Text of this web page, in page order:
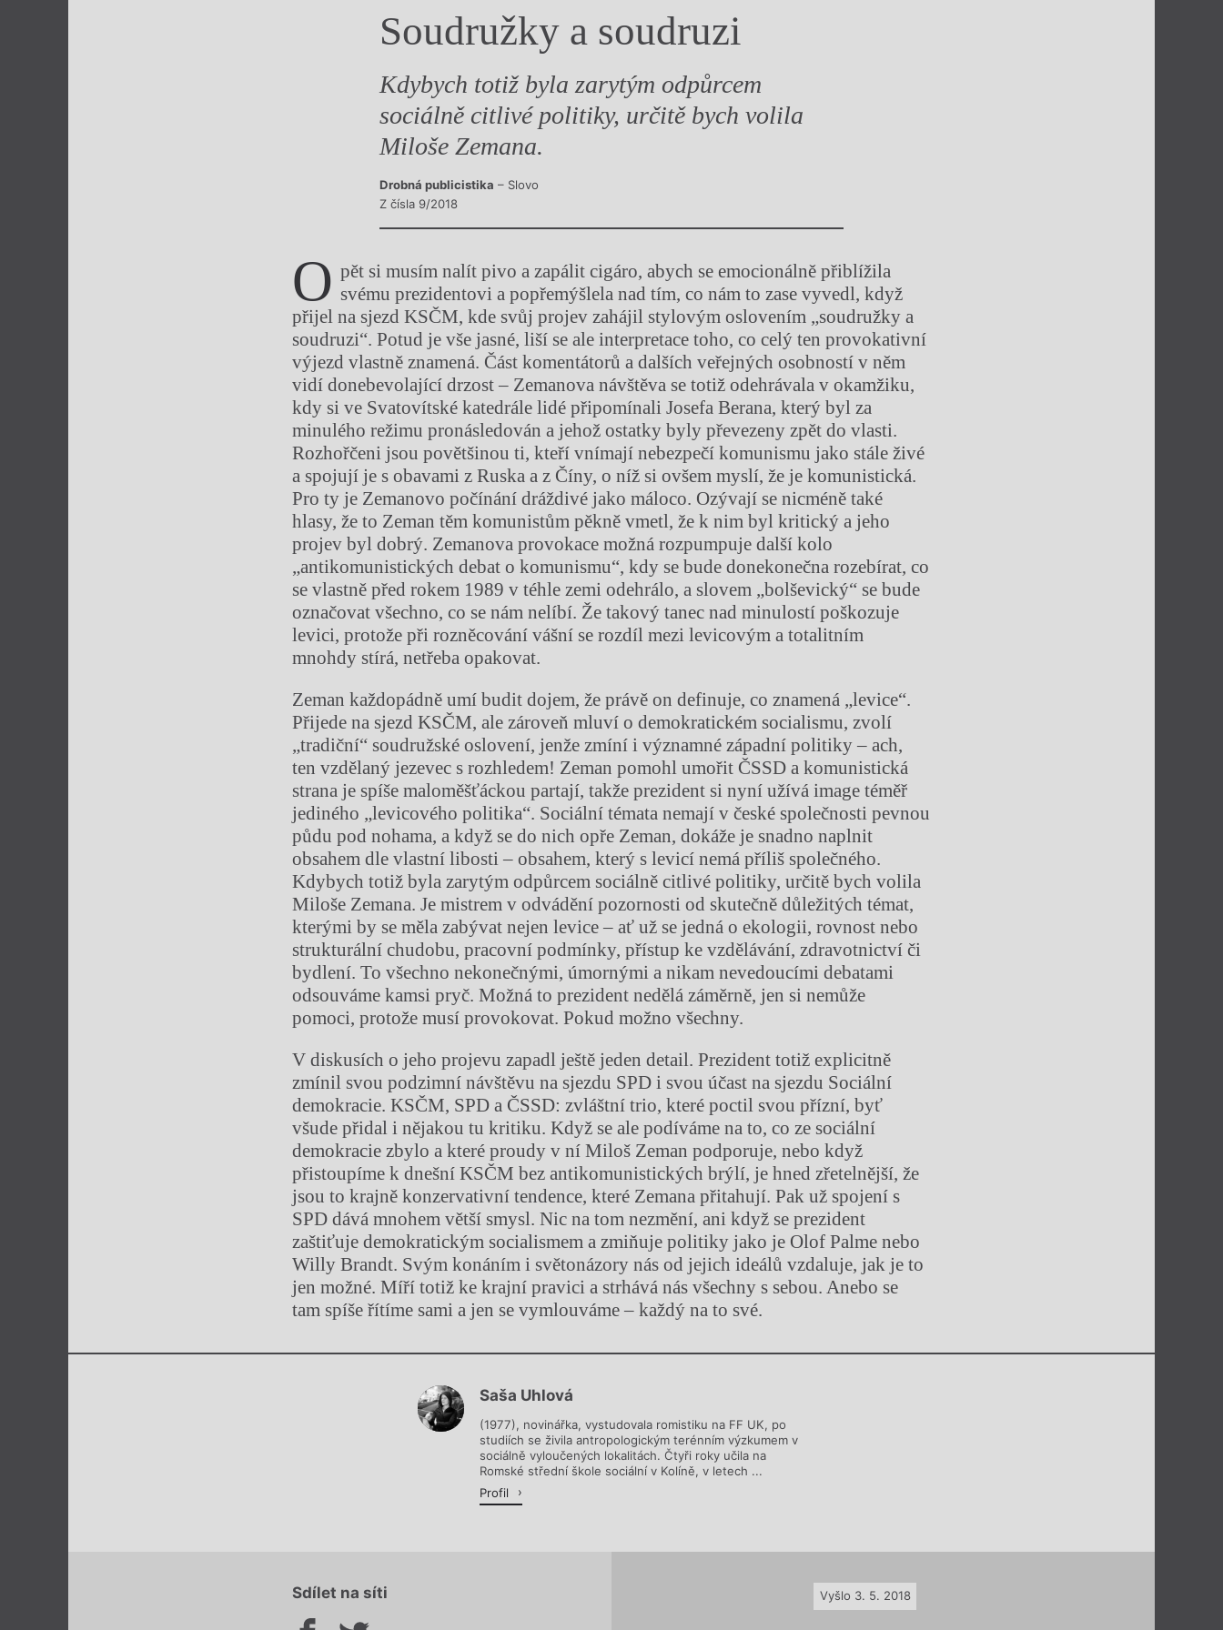
Výroční cenySoudružky a soudruzi
Kdybych totiž byla zarytým odpůrcem
sociálně citlivé politiky, určitě bych volila
Miloše Zemana.
Drobná publicistika – Slovo
Z čísla 9/2018
O pět si musím nalít pivo a zapálit cigáro, abych se emocionálně přiblížila
svému prezidentovi a popřemýšlela nad tím, co nám to zase vyvedl, když
přijel na sjezd KSČM, kde svůj projev zahájil stylovým oslovením „soudružky a
soudruzi“. Potud je vše jasné, liší se ale interpretace toho, co celý ten provokativní
výjezd vlastně znamená. Část komentátorů a dalších veřejných osobností v něm
vidí donebevolající drzost – Zemanova návštěva se totiž odehrávala v okamžiku,
kdy si ve Svatovítské katedrále lidé připomínali Josefa Berana, který byl za
minulého režimu pronásledován a jehož ostatky byly převezeny zpět do vlasti.
Rozhořčeni jsou povětšinou ti, kteří vnímají nebezpečí komunismu jako stále živé
a spojují je s obavami z Ruska a z Číny, o níž si ovšem myslí, že je komunistická.
Pro ty je Zemanovo počínání dráždivé jako máloco. Ozývají se nicméně také
hlasy, že to Zeman těm komunistům pěkně vmetl, že k nim byl kritický a jeho
projev byl dobrý. Zemanova provokace možná rozpumpuje další kolo
„antikomunistických debat o komunismu“, kdy se bude donekonečna rozebírat, co
se vlastně před rokem 1989 v téhle zemi odehrálo, a slovem „bolševický“ se bude
označovat všechno, co se nám nelíbí. Že takový tanec nad minulostí poškozuje
levici, protože při rozněcování vášní se rozdíl mezi levicovým a totalitním
mnohdy stírá, netřeba opakovat.
Zeman každopádně umí budit dojem, že právě on definuje, co znamená „levice“.
Přijede na sjezd KSČM, ale zároveň mluví o demokratickém socialismu, zvolí
„tradiční“ soudružské oslovení, jenže zmíní i významné západní politiky – ach,
ten vzdělaný jezevec s rozhledem! Zeman pomohl umořit ČSSD a komunistická
strana je spíše maloměšťáckou partají, takže prezident si nyní užívá image téměř
jediného „levicového politika“. Sociální témata nemají v české společnosti pevnou
půdu pod nohama, a když se do nich opře Zeman, dokáže je snadno naplnit
obsahem dle vlastní libosti – obsahem, který s levicí nemá příliš společného.
Kdybych totiž byla zarytým odpůrcem sociálně citlivé politiky, určitě bych volila
Miloše Zemana. Je mistrem v odvádění pozornosti od skutečně důležitých témat,
kterými by se měla zabývat nejen levice – ať už se jedná o ekologii, rovnost nebo
strukturální chudobu, pracovní podmínky, přístup ke vzdělávání, zdravotnictví či
bydlení. To všechno nekonečnými, úmornými a nikam nevedoucími debatami
odsouváme kamsi pryč. Možná to prezident nedělá záměrně, jen si nemůže
pomoci, protože musí provokovat. Pokud možno všechny.
V diskusích o jeho projevu zapadl ještě jeden detail. Prezident totiž explicitně
zmínil svou podzimní návštěvu na sjezdu SPD i svou účast na sjezdu Sociální
demokracie. KSČM, SPD a ČSSD: zvláštní trio, které poctil svou přízní, byť
všude přidal i nějakou tu kritiku. Když se ale podíváme na to, co ze sociální
demokracie zbylo a které proudy v ní Miloš Zeman podporuje, nebo když
přistoupíme k dnešní KSČM bez antikomunistických brýlí, je hned zřetelnější, že
jsou to krajně konzervativní tendence, které Zemana přitahují. Pak už spojení s
SPD dává mnohem větší smysl. Nic na tom nezmění, ani když se prezident
zaštiťuje demokratickým socialismem a zmiňuje politiky jako je Olof Palme nebo
Willy Brandt. Svým konáním i světonázory nás od jejich ideálů vzdaluje, jak je to
jen možné. Míří totiž ke krajní pravici a strhává nás všechny s sebou. Anebo se
tam spíše řítíme sami a jen se vymlouváme – každý na to své.
Chviličku.
Saša Uhlová
(1977), novinářka, vystudovala romistiku na FF UK, po
studiích se živila antropologickým terénním výzkumem v
sociálně vyloučených lokalitách. Čtyři roky učila na
Romské střední škole sociální v Kolíně, v letech ...
Profil
Sdílet na síti Vyšlo 3. 5. 2018